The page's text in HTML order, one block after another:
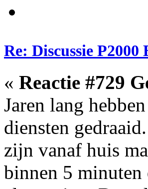
Re: Discussie
« Reactie #729
Jaren lang
diensten
zijn vanaf huis
binnen 5 minuten